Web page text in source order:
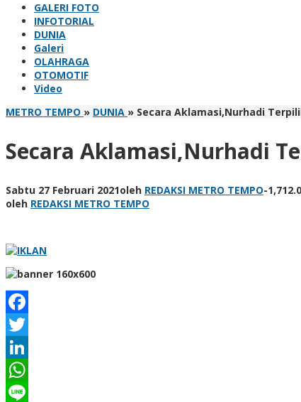
GALERI FOTO
INFOTORIAL
DUNIA
Galeri
OLAHRAGA
OTOMOTIF
Video
METRO TEMPO » DUNIA » Secara Aklamasi,Nurhadi
Secara Aklamasi,Nurhadi
Sabtu 27 Februari 2021oleh REDAKSI METRO TEMPO-
oleh REDAKSI METRO TEMPO
Facebook
Twitter
LinkedIn
WhatsApp